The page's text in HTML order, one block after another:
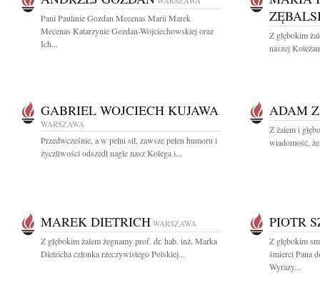
Pani Paulinie Gozdan Mecenas Marii Marek
Mecenas Katarzynie Gozdan-Wojciechowskiej oraz
Ich...
Z głębokim
naszej
GABRIEL WOJCIECH KUJAWA
WARSZAWA
Przedwcześnie, a w pełni sił, zawsze pełen humoru i
życzliwości odszedł nagle nasz Kolega i...
ADAM
Z żalem i
wiadomość,
MAREK DIETRICH WARSZAWA
Z głębokim żalem żegnamy prof. dr. hab. inż. Marka
Dietricha członka rzeczywistego Polskiej...
PIOTR
Z głębokim
śmierci Pana
Wyrazy...